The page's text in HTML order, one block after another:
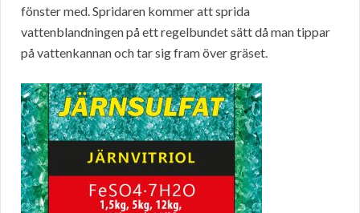
fönster med. Spridaren kommer att sprida
vattenblandningen på ett regelbundet sätt då man tippar
på vattenkannan och tar sig fram över gräset.